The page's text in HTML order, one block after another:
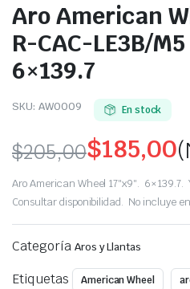
Aro American
R-CAC-LE3B/
6×139.7
SKU: AW0009 En stock
$205,00
Original
price
was:
$205,00.
$185,00
Current
price
is:
$185,00.
Aro American Wheel 17″x9″. 6×139.7.
Consultar disponibilidad. No incluye
Categoría Aros y Llantas
Etiquetas American Wheel